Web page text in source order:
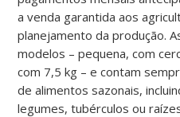
a venda garantida aos
planejamento da produção.
modelos – pequena, com
com 7,5 kg – e contam
de alimentos sazonais,
legumes, tubérculos ou